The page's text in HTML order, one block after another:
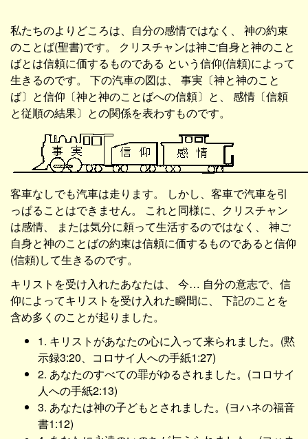
私たちのよりどころは、自分の感情ではなく、 神の約束
のことば(聖書)です。 クリスチャンは神ご自身と神のこと
ばとは信頼に価するものである という信仰(信頼)によって
生きるのです。 下の汽車の図は、 事実〔神と神のこと
ば〕と信仰〔神と神のことばへの信頼〕と、 感情〔信頼
と従順の結果〕との関係を表わすものです。
客車なしでも汽車は走ります。 しかし、客車で汽車を引
っぱることはできません。 これと同様に、クリスチャン
は感情、 または気分に頼って生活するのではなく、 神ご
自身と神のことばの約束は信頼に価するものであると信仰
(信頼)して生きるのです。
キリストを受け入れたあなたは、 今… 自分の意志で、信
仰によってキリストを受け入れた瞬間に、 下記のことを
含め多くのことが起りました。
1. キリストがあなたの心に入って来られました。(黙
示録3:20、コロサイ人への手紙1:27)
2. あなたのすべての罪がゆるされました。(コロサイ
人への手紙2:13)
3. あなたは神の子どもとされました。(ヨハネの福音
書1:12)